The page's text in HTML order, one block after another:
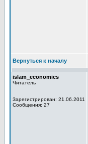
Вернуться к началу
islam_economics
Читатель
Зарегистрирован: 21.06.2011
Сообщения: 27